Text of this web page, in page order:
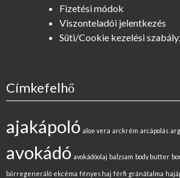
Fizetési módok
Viszonteladói jelentkezés
Süti/Cookie kezelési
Címkefelhő
ajakápoló aloe vera arckrém arcápolás
avokádó avokádóolaj balzsam body butter
bőrregeneráló ekcéma fényes haj férfi gránátalma